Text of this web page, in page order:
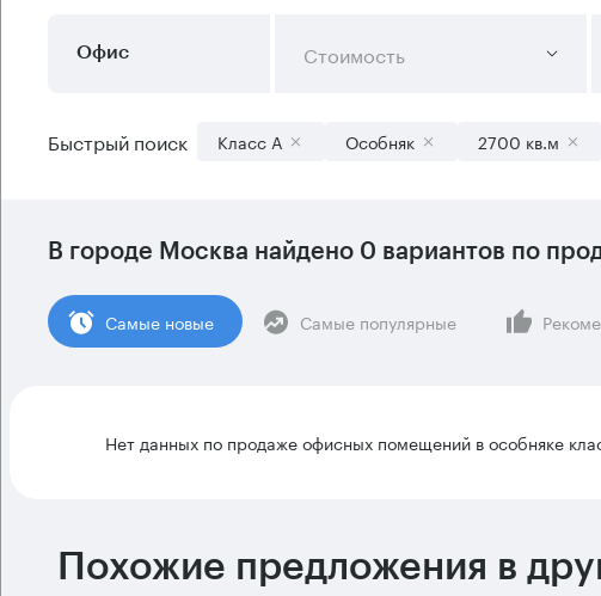
Офис Стоимость
Быстрый поиск Класс А Особняк 2700 кв.м
В городе Москва найдено 0 вариантов по
Cамые новые Самые популярные
Нет данных по продаже офисных помещений в особняке
Похожие предложения в